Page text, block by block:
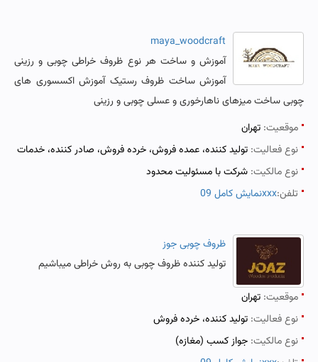
maya_woodcraft
آموزش و ساخت هر نوع ظروف خراطی چوبی و رزینی
آموزش ساخت ظروف رستیک آموزش اکسسوری های
چوبی ساخت میزهای ناهارخوری و عسلی چوبی و رزینی
موقعیت: تهران
نوع فعالیت: تولید کننده، عمده فروش، خرده فروش، صادر کننده، خدمات
نوع مالکیت: شرکت با مسئولیت محدود
تلفن:نمایش کامل 09xxx
ظروف چوبی جوز
تولید کننده ظروف چوبی به روش خراطی میباشیم
موقعیت: تهران
نوع فعالیت: تولید کننده، خرده فروش
نوع مالکیت: جواز کسب (مغازه)